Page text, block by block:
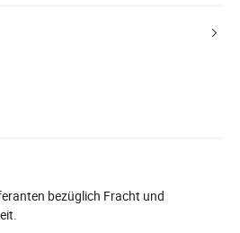
bezüglich Fracht und